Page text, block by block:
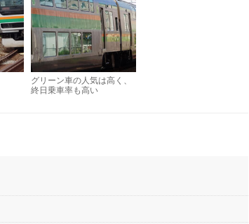
グリーン車の人気は高く、
終日乗車率も高い